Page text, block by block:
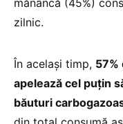
mănâncă (45%)
zilnic.
În același timp,
apelează cel puțin
băuturi